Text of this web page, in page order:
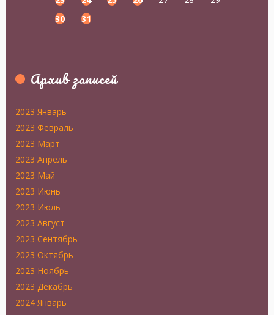
30
31
Архив записей
2023 Январь
2023 Февраль
2023 Март
2023 Апрель
2023 Май
2023 Июнь
2023 Июль
2023 Август
2023 Сентябрь
2023 Октябрь
2023 Ноябрь
2023 Декабрь
2024 Январь